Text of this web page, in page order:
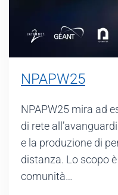
NPAPW25
NPAPW25 mira ad
di rete
e la produzione di
distanza. Lo scopo
comunità…